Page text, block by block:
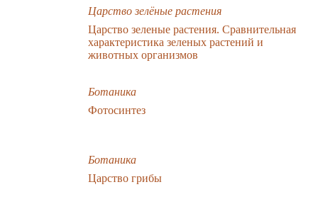
Царство зелёные растения
Царство зеленые растения. Сравнительная
характеристика зеленых растений и
животных организмов
Ботаника
Фотосинтез
Ботаника
Царство грибы